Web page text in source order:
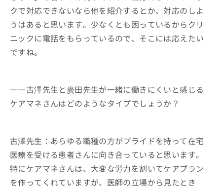
クで対応できないなら他を紹介するとか、対応のしよ
うはあると思います。少なくとも困っているからクリ
ニックに電話をもらっているので、そこには応えたい
ですね。
――古澤先生と廣田先生が一緒に働きにくいと感じる
ケアマネさんはどのようなタイプでしょうか？
古澤先生：あらゆる職種の方がプライドを持って在宅
医療を受ける患者さんに向き合っていると思います。
特にケアマネさんは、大変な労力を割いてケアプラン
を作ってくれていますが、医師の立場から見たとき